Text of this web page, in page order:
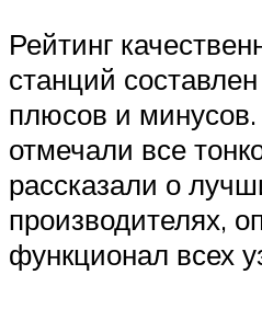
Рейтинг
станций
плюсов и
отмечали все
рассказали о
производителях,
функционал всех